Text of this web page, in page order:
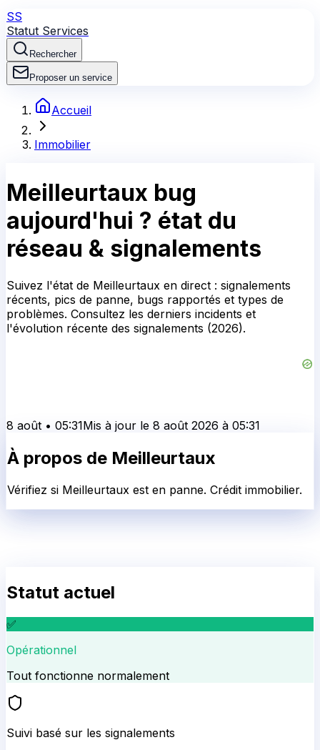
SS
Statut Services
Rechercher
Proposer un service
Accueil
Immobilier
Meilleurtaux bug
aujourd'hui ? état du
réseau & signalements
Suivez l'état de Meilleurtaux en direct : signalements
récents, pics de panne, bugs rapportés et types de
problèmes. Consultez les derniers incidents et
l'évolution récente des signalements (2026).
8 août • 05:31Mis à jour le 8 août 2026 à 05:31
À propos de Meilleurtaux
Vérifiez si Meilleurtaux est en panne. Crédit immobilier.
Statut actuel
✅
Opérationnel
Tout fonctionne normalement
Suivi basé sur les signalements